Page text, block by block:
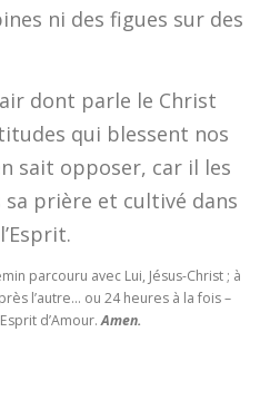
ni des figues sur des
dont parle le Christ
qui blessent nos
sait opposer, car il les
sa prière et cultivé dans
parcouru avec Lui, Jésus-Christ ; à
l’autre… ou 24 heures à la fois –
d’Amour.Amen.